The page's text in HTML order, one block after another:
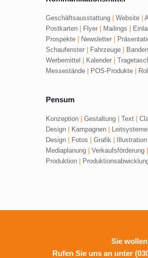
Geschäftsausstattung Website
Postkarten
Flyer Mailings
Prospekte
Newsletter
Schaufenster
Fahrzeuge
Werbemittel
Kalender
Messestände
POS-Produkte
Pensum
Konzeption Gestaltung Text
Design
Kampagnen
Design
Fotos Grafik
Mediaplanung
Verkaufsförderung
Produktion
Sie
Rufen Sie uns an unter